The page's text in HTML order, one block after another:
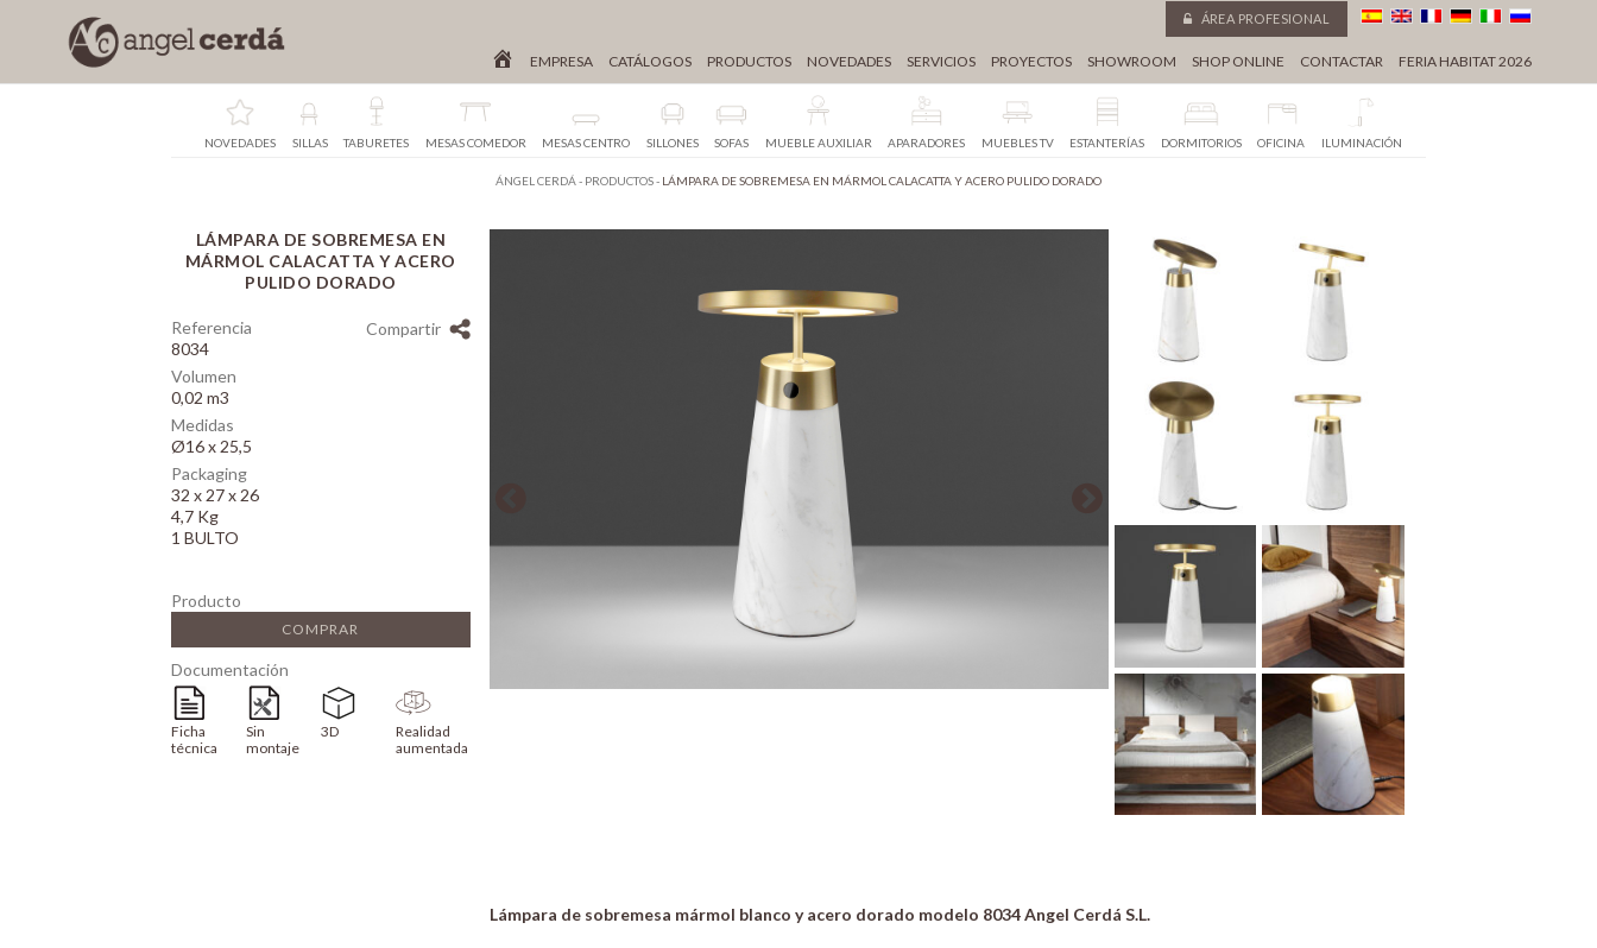
ÁREA PROFESIONAL
EMPRESA CATÁLOGOS PRODUCTOS NOVEDADES SERVICIOS PROYECTOS SHOWROOM SHOP ONLINE CONTACTAR FERIA HABITAT 2026
NOVEDADES SILLAS TABURETES MESAS COMEDOR MESAS CENTRO SILLONES SOFAS MUEBLE AUXILIAR APARADORES MUEBLES TV ESTANTERÍAS DORMITORIOS OFICINA ILUMINACIÓN
ÁNGEL CERDÁ - PRODUCTOS- LÁMPARA DE SOBREMESA EN MÁRMOL CALACATTA Y ACERO PULIDO DORADO
LÁMPARA DE SOBREMESA EN
MÁRMOL CALACATTA Y ACERO
PULIDO DORADO
Referencia
8034
Volumen
0,02 m3
Medidas
Ø16 x 25,5
Packaging
32 x 27 x 26
4,7 Kg
1 BULTO
Compartir
Producto
COMPRAR
Documentación
Ficha
técnica
Sin
montaje
3D
Realidad
aumentada
Lámpara de sobremesa mármol blanco y acero dorado modelo 8034 Angel Cerdá S.L.